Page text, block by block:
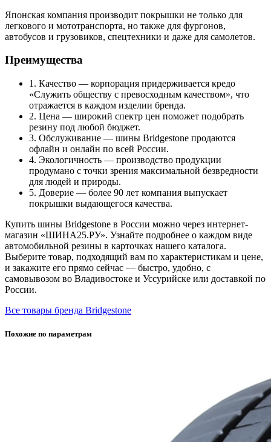
Японская компания производит покрышки не только для
легкового и мототранспорта, но также для фургонов,
автобусов и грузовиков, спецтехники и даже для самолетов.
Преимущества
1. Качество — корпорация придерживается кредо
«Служить обществу с превосходным качеством», что
отражается в каждом изделии бренда.
2. Цена — широкий спектр цен поможет подобрать
резину под любой бюджет.
3. Обслуживание — шины Bridgestone продаются
офлайн и онлайн по всей России.
4. Экологичность — производство продукции
продумано с точки зрения максимальной безвредности
для людей и природы.
5. Доверие — более 90 лет компания выпускает
покрышки выдающегося качества.
Купить шины Bridgestone в России можно через интернет-
магазин «ШИНА25.РУ». Узнайте подробнее о каждом виде
автомобильной резины в карточках нашего каталога.
Выберите товар, подходящий вам по характеристикам и цене,
и закажите его прямо сейчас — быстро, удобно, с
самовывозом во Владивостоке и Уссурийске или доставкой по
России.
Все товары бренда Bridgestone
Похожие по параметрам